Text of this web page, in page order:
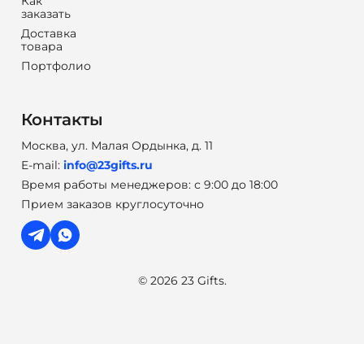
заказать
Доставка
товара
Портфолио
Контакты
Москва, ул. Малая Ордынка, д. 11
E-mail: info@23gifts.ru
Время работы менеджеров: с 9:00 до 18:00
Прием заказов круглосуточно
© 2026 23 Gifts.